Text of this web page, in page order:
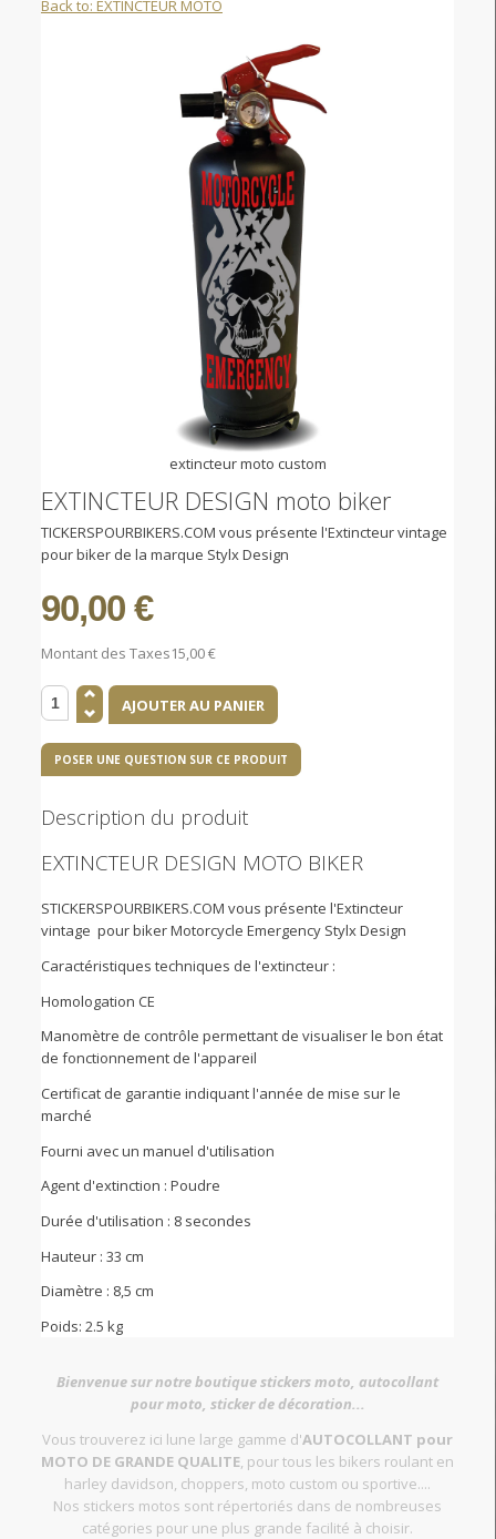
Back to: EXTINCTEUR MOTO
extincteur moto custom
EXTINCTEUR DESIGN moto biker
TICKERSPOURBIKERS.COM vous présente l'Extincteur vintage
pour biker de la marque Stylx Design
90,00 €
Montant des Taxes15,00 €
POSER UNE QUESTION SUR CE PRODUIT
Description du produit
EXTINCTEUR DESIGN MOTO BIKER
STICKERSPOURBIKERS.COM vous présente l'Extincteur
vintage pour biker Motorcycle Emergency Stylx Design
Caractéristiques techniques de l'extincteur :
Homologation CE
Manomètre de contrôle permettant de visualiser le bon état
de fonctionnement de l'appareil
Certificat de garantie indiquant l'année de mise sur le
marché
Fourni avec un manuel d'utilisation
Agent d'extinction : Poudre
Durée d'utilisation : 8 secondes
Hauteur : 33 cm
Diamètre : 8,5 cm
Poids: 2.5 kg
Bienvenue sur notre boutique stickers moto, autocollant
pour moto, sticker de décoration...
Vous trouverez ici lune large gamme d'AUTOCOLLANT pour
MOTO DE GRANDE QUALITE, pour tous les bikers roulant en
harley davidson, choppers, moto custom ou sportive....
Nos stickers motos sont répertoriés dans de nombreuses
catégories pour une plus grande facilité à choisir.